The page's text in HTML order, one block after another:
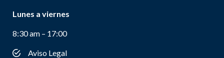
Lunes a viernes
8:30 am – 17:00
Aviso Legal